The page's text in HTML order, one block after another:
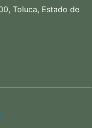
Toluca, Estado de